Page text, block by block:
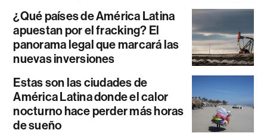
¿Qué países de América Latina
apuestan por el fracking? El
panorama legal que marcará las
nuevas inversiones
Estas son las ciudades de
América Latina donde el calor
nocturno hace perder más horas
de sueño